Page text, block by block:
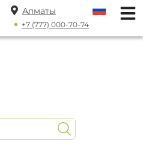
Алматы
+7 (777) 000-70-74